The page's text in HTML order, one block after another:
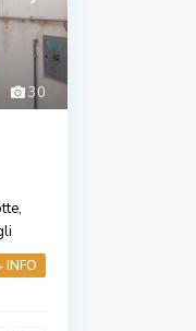
30
INFO